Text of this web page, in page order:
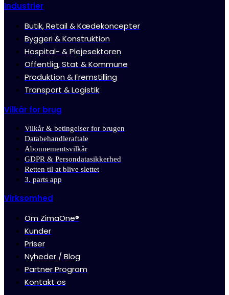
Industrier
Butik, Retail & Kædekoncepter
Byggeri & Konstruktion
Hospital- & Plejesektoren
Offentlig, Stat & Kommune
Produktion & Fremstilling
Transport & Logistik
Vilkår for brug
Vilkår & betingelser for brugen
Databehandleraftale
Abonnementsvilkår
GDPR & Persondatasikkerhed
Retten til at blive slettet
3. parts app
Virksomhed
Om ZimaOne®
Kunder
Priser
Nyheder / Blog
Partner Program
Kontakt os